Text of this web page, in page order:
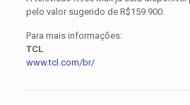
pelo valor sugerido de R$159.900.
Para mais informações:
TCL
www.tcl.com/br/